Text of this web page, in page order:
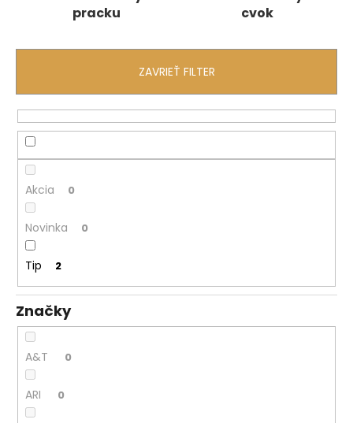
pracku
cvok
ZAVRIEŤ FILTER
Akcia 0
Novinka 0
Tip 2
Značky
A&T 0
ARI 0
?
O
d
p
o
r
ú
a
m